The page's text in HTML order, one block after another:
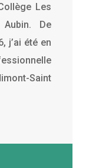
Les
De
j’ai été en
Saint